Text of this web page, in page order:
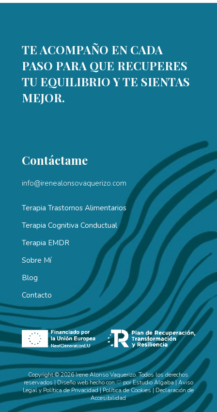
TE ACOMPAÑO EN CADA
PASO PARA QUE RECUPERES
TU EQUILIBRIO Y TE SIENTAS
MEJOR.
Contáctame
info@irenealonsovaquerizo.com
Terapia Trastornos Alimentarios
Terapia Cognitiva Conductual
Terapia EMDR
Sobre Mí
Blog
Contacto
Copyright © 2026 Irene Alonso Vaquerizo. Todos los derechos
reservados | Diseño web hecho con ♡ porEstudio Algaba| Aviso
Legal y Política de Privacidad|Política de Cookies| Declaración de
Accesibilidad